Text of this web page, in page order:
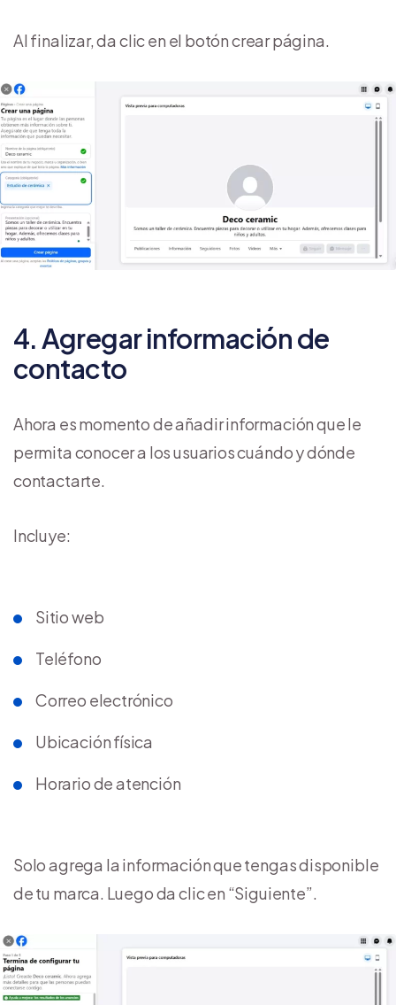
Al finalizar, da clic en el botón crear página.
4. Agregar información de
contacto
Ahora es momento de añadir información que le
permita conocer a los usuarios cuándo y dónde
contactarte.
Incluye:
Sitio web
Teléfono
Correo electrónico
Ubicación física
Horario de atención
Solo agrega la información que tengas disponible
de tu marca. Luego da clic en “Siguiente”.